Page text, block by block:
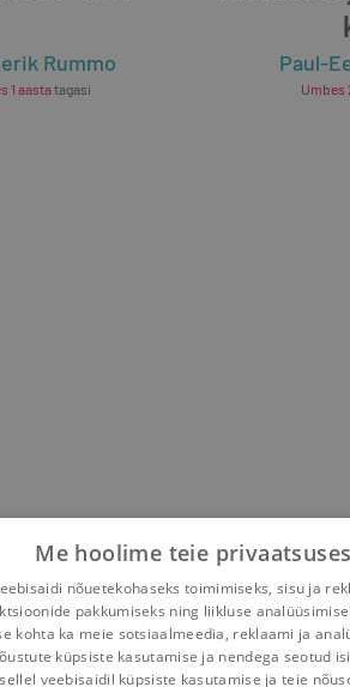
, Enn Vetemaa
Rummo
1 aastatagasi
Paul-
Umbes
Me hoolime teie
nõuetekohaseks toimimiseks, sisu ja
pakkumiseks ning liikluse
kohta ka meie sotsiaalmeedia, reklaami ja
küpsiste kasutamise ja nendega seotud
veebisaidil küpsiste kasutamise ja teie